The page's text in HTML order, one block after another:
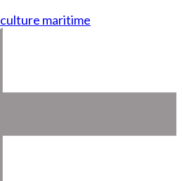
culture maritime